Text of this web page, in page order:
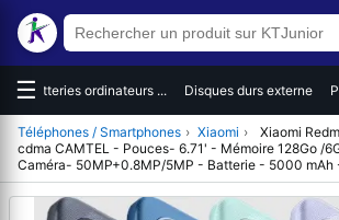
☰
Batteries ordinateurs ... Disques durs externe
Téléphones / Smartphones › Xiaomi ›
Xiaomi
cdma CAMTEL - Pouces- 6.71' - Mémoire 128Go /
Caméra- 50MP+0.8MP/5MP - Batterie - 5000 mAh